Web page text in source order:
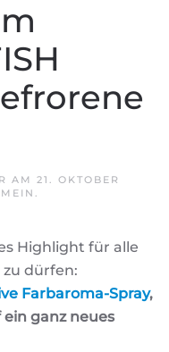
AM 21. OKTOBER
.
Highlight für alle
dürfen:
Farbaroma-Spray,
ganz neues